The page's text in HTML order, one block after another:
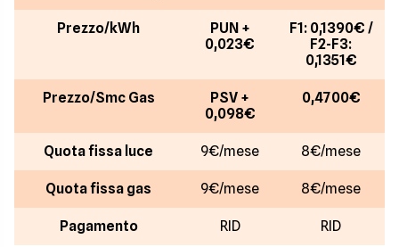
Prezzo/kWh
PUN +
0,023€
F1: 0,1390€ /
F2-F3:
0,1351€
Prezzo/Smc Gas
PSV +
0,098€
0,4700€
Quota fissa luce 9€/mese 8€/mese
Quota fissa gas 9€/mese 8€/mese
Pagamento RID RID